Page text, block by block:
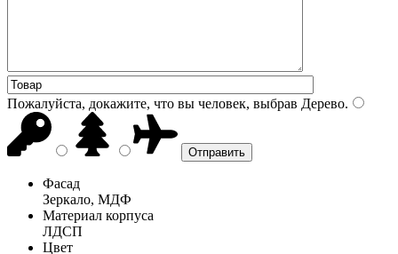
Пожалуйста, докажите, что вы человек, выбрав Дерево.
Фасад
Зеркало, МДФ
Материал корпуса
ЛДСП
Цвет